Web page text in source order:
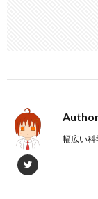
幅広い科